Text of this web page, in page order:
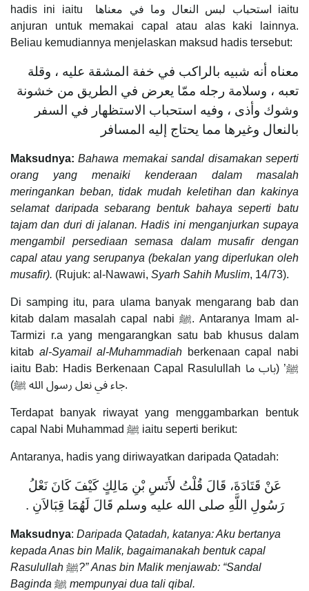
hadis ini iaitu استحباب لبس النعال وما في معناها iaitu
anjuran untuk memakai capal atau alas kaki lainnya.
Beliau kemudiannya menjelaskan maksud hadis tersebut:
معناه أنه شبيه بالراكب في خفة المشقة عليه ، وقلة
تعبه ، وسلامة رجله ممّا يعرض في الطريق من خشونة
وشوك وأذى ، وفيه استحباب الاستظهار في السفر
بالنعال وغيرها مما يحتاج إليه المسافر
Maksudnya: Bahawa memakai sandal disamakan seperti
orang yang menaiki kenderaan dalam masalah
meringankan beban, tidak mudah keletihan dan kakinya
selamat daripada sebarang bentuk bahaya seperti batu
tajam dan duri di jalanan. Hadiṡ ini menganjurkan supaya
mengambil persediaan semasa dalam musafir dengan
capal atau yang serupanya (bekalan yang diperlukan oleh
musafir). (Rujuk: al-Nawawi, Syarh Sahih Muslim, 14/73).
Di samping itu, para ulama banyak mengarang bab dan
kitab dalam masalah capal nabi ﷺ. Antaranya Imam al-
Tarmizi r.a yang mengarangkan satu bab khusus dalam
kitab al-Syamail al-Muhammadiah berkenaan capal nabi
iaitu Bab: Hadis Berkenaan Capal Rasulullah ﷺ’ (باب ما
جاء في نعل رسول الله ﷺ).
Terdapat banyak riwayat yang menggambarkan bentuk
capal Nabi Muhammad ﷺ iaitu seperti berikut:
Antaranya, hadis yang diriwayatkan daripada Qatadah:
عَنْ قَتَادَةَ، قَالَ قُلْتُ لأَنَسِ بْنِ مَالِكٍ كَيْفَ كَانَ نَعْلُ
رَسُولِ اللَّهِ صلى الله عليه وسلم قَالَ لَهُمَا قِبَالاَنِ ‏.‏
Maksudnya: Daripada Qatadah, katanya: Aku bertanya
kepada Anas bin Malik, bagaimanakah bentuk capal
Rasulullah ﷺ?” Anas bin Malik menjawab: “Sandal
Baginda ﷺ mempunyai dua tali qibal.